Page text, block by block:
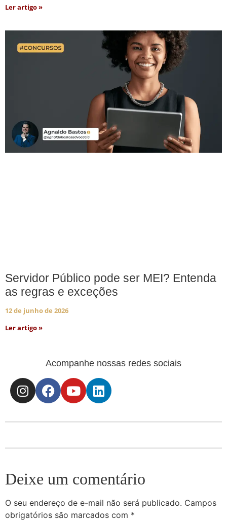
Ler artigo »
Servidor Público pode ser MEI? Entenda
as regras e exceções
12 de junho de 2026
Ler artigo »
Acompanhe nossas redes sociais
Deixe um comentário
O seu endereço de e-mail não será publicado. Campos
obrigatórios são marcados com *